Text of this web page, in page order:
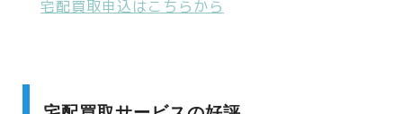
宅配買取申込はこちらから